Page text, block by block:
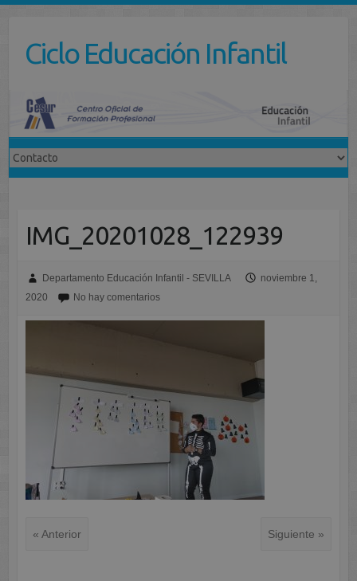
contenidoCiclo Educación Infantil
IMG_20201028_122939
Departamento Educación Infantil - SEVILLA
noviembre 1,
2020
No hay comentarios
« Anterior Siguiente »